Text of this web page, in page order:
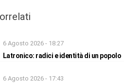
6 Agosto 2026 - 18:27
Latronico: radici e identità di un popolo
6 Agosto 2026 - 17:43